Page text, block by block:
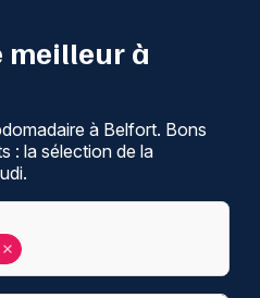
meilleur à
à Belfort. Bons
: la sélection de la